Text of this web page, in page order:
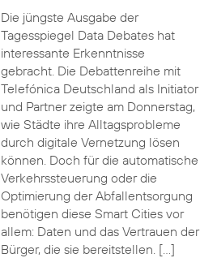
Die jüngste Ausgabe der
Tagesspiegel Data Debates hat
interessante Erkenntnisse
gebracht. Die Debattenreihe mit
Telefónica Deutschland als Initiator
und Partner zeigte am Donnerstag,
wie Städte ihre Alltagsprobleme
durch digitale Vernetzung lösen
können. Doch für die automatische
Verkehrssteuerung oder die
Optimierung der Abfallentsorgung
benötigen diese Smart Cities vor
allem: Daten und das Vertrauen der
Bürger, die sie bereitstellen. […]